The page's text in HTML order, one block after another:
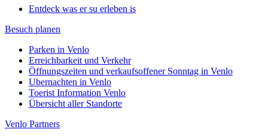
Entdeck was er su erleben is
Besuch planen
Parken in Venlo
Erreichbarkeit und Verkehr
Öffnungszeiten und verkaufsoffener Sonntag in Venlo
Ubernachten in Venlo
Toerist Information Venlo
Übersicht aller Standorte
Venlo Partners